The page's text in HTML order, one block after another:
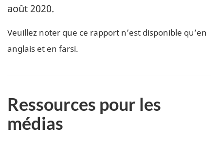
août 2020.
Veuillez noter que ce rapport n’est disponible qu’en
anglais et en farsi.
Ressources pour les
médias